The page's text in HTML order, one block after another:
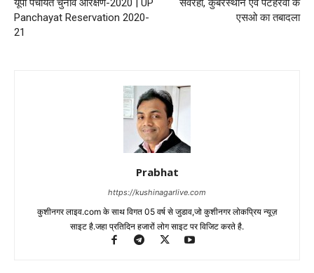
यूपी पंचायत चुनाव आरक्षण-2020 | UP
Panchayat Reservation 2020-
21
सेवरही, कुबेरस्थान एवं पटहेरवा के
एसओ का तबादला
Prabhat
https://kushinagarlive.com
कुशीनगर लाइव.com के साथ विगत 05 वर्ष से जुडाव,जो कुशीनगर लोकप्रिय न्यूज़
साइट है.जहा प्रतिदिन हजारों लोग साइट पर विजिट करते है.